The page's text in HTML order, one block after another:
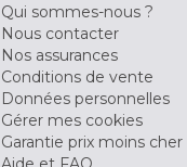
Qui sommes-nous ?
Nous contacter
Nos assurances
Conditions de vente
Données personnelles
Gérer mes cookies
Garantie prix moins cher